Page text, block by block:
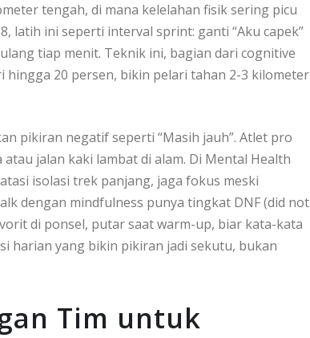
tengah, di mana kelelahan fisik sering picu
latih ini seperti interval sprint: ganti “Aku capek”
tiap menit. Teknik ini, bagian dari cognitive
20 persen, bikin pelari tahan 2-3 kilometer
pikiran negatif seperti “Masih jauh”. Atlet pro
jalan kaki lambat di alam. Di Mental Health
isolasi trek panjang, jaga fokus meski
dengan mindfulness punya tingkat DNF (did not
di ponsel, putar saat warm-up, biar kata-kata
harian yang bikin pikiran jadi sekutu, bukan
Tim untuk